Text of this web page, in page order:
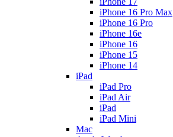
iPhone 16 Pro Max
iPhone 16 Pro
iPhone 16e
iPhone 16
iPhone 15
iPhone 14
iPad
iPad Pro
iPad Air
iPad
iPad Mini
Mac